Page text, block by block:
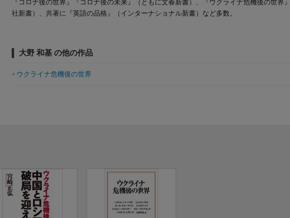
『コロナ後の世界』『コロナ後の未来』（ともに文春新書）、『ウクライナ危機後の世界
社新書）、共著に『英語の品格』（インターナショナル新書）など多数。
大野 和基 の他の作品
ウクライナ危機後の世界